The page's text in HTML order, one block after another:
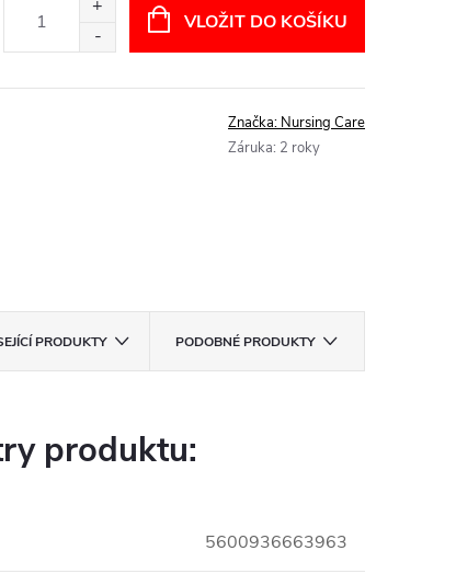
VLOŽIT DO KOŠÍKU
Značka: Nursing Care
Záruka: 2 roky
PRODUKTY PODOBNÉ PRODUKTY
produktu:
5600936663963